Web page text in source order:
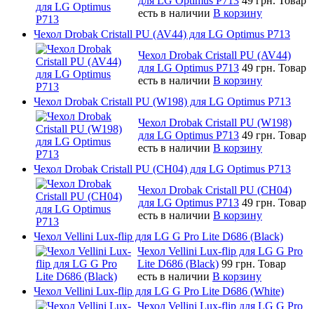
есть в наличии В корзину
Чехол Drobak Cristall PU (AV44) для LG Optimus P713
Чехол Drobak Cristall PU (AV44)
для LG Optimus P713 49 грн. Товар
есть в наличии В корзину
Чехол Drobak Cristall PU (W198) для LG Optimus P713
Чехол Drobak Cristall PU (W198)
для LG Optimus P713 49 грн. Товар
есть в наличии В корзину
Чехол Drobak Cristall PU (CH04) для LG Optimus P713
Чехол Drobak Cristall PU (CH04)
для LG Optimus P713 49 грн. Товар
есть в наличии В корзину
Чехол Vellini Lux-flip для LG G Pro Lite D686 (Black)
Чехол Vellini Lux-flip для LG G Pro
Lite D686 (Black) 99 грн. Товар
есть в наличии В корзину
Чехол Vellini Lux-flip для LG G Pro Lite D686 (White)
Чехол Vellini Lux-flip для LG G Pro